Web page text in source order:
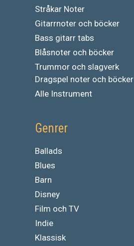
Stråkar Noter
Gitarrnoter och böcker
Bass gitarr tabs
Blåsnoter och böcker
Trummor och slagverk
Dragspel noter och böcker
Alle Instrument
Genrer
Ballads
Blues
Barn
Disney
Film och TV
Indie
Klassisk